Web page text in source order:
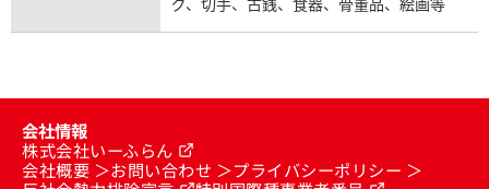
会社情報
株式会社いーふらん
会社概要
お問い合わせ
プライバシーポリシー